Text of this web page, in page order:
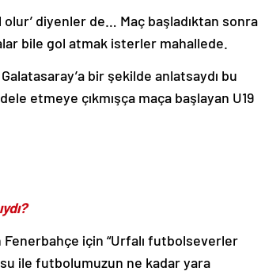
diyenler de… Maç başladıktan sonra
bile gol atmak isterler mahallede.
bir şekilde anlatsaydı bu
etmeye çıkmışça maça başlayan U19
Fenerbahçe için “Urfalı futbolseverler
ile futbolumuzun ne kadar yara